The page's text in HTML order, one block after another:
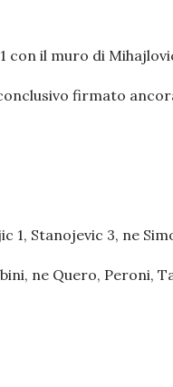
il muro di
firmato
1, Stanojevic 3, ne
ne Quero, Peroni,